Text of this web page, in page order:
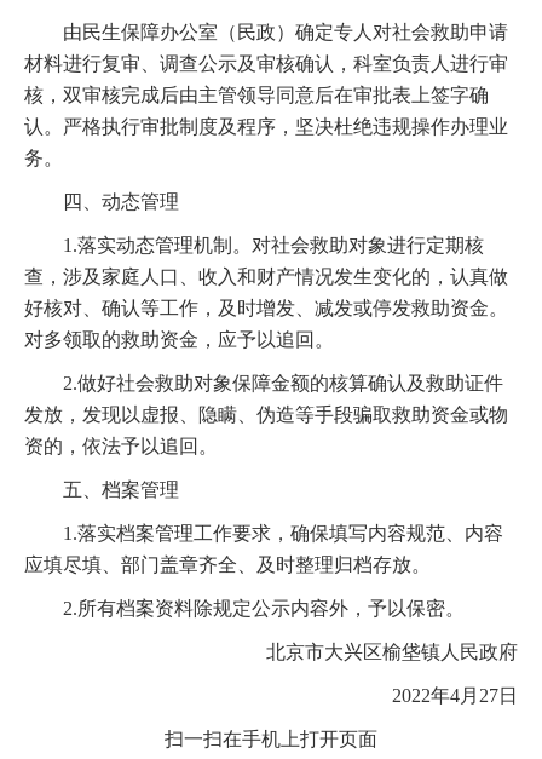
由民生保障办公室（民政）确定专人对社会救助申请
材料进行复审、调查公示及审核确认，科室负责人进行审
核，双审核完成后由主管领导同意后在审批表上签字确
认。严格执行审批制度及程序，坚决杜绝违规操作办理业
务。
四、动态管理
1.落实动态管理机制。对社会救助对象进行定期核
查，涉及家庭人口、收入和财产情况发生变化的，认真做
好核对、确认等工作，及时增发、减发或停发救助资金。
对多领取的救助资金，应予以追回。
2.做好社会救助对象保障金额的核算确认及救助证件
发放，发现以虚报、隐瞒、伪造等手段骗取救助资金或物
资的，依法予以追回。
五、档案管理
1.落实档案管理工作要求，确保填写内容规范、内容
应填尽填、部门盖章齐全、及时整理归档存放。
2.所有档案资料除规定公示内容外，予以保密。
北京市大兴区榆垡镇人民政府
2022年4月27日
扫一扫在手机上打开页面